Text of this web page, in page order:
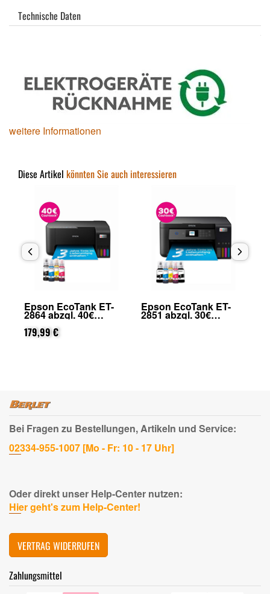
Technische Daten
weitere Informationen
Diese Artikel könnten Sie auch interessieren
Epson EcoTank ET-
2864 abzgl. 40€
Cashback (von Epson
nach Registrierung)
179,99 €
Epson EcoTank ET-
2851 abzgl. 30€
Cashback (von Epson
Bei Fragen zu Bestellungen, Artikeln und Service:
02334-955-1007 [Mo - Fr: 10 - 17 Uhr]
Oder direkt unser Help-Center nutzen:
Hier geht's zum Help-Center!
VERTRAG WIDERRUFEN
Zahlungsmittel